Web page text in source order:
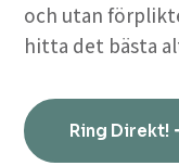
och utan
hitta det bästa
Ring Direkt!